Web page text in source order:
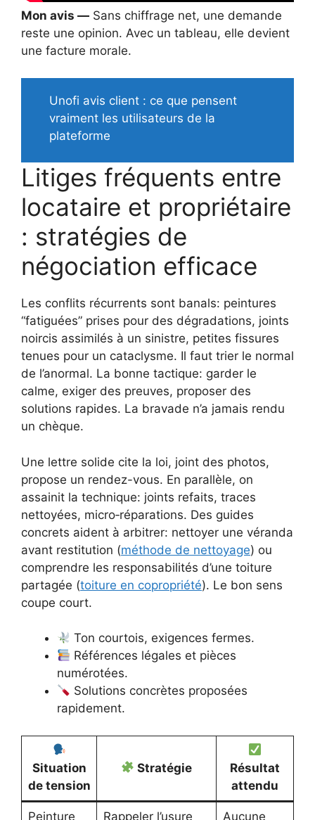
Mon avis — Sans chiffrage net, une demande
reste une opinion. Avec un tableau, elle devient
une facture morale.
Unofi avis client : ce que pensent
vraiment les utilisateurs de la
plateforme
Litiges fréquents entre
locataire et propriétaire
: stratégies de
négociation efficace
Les conflits récurrents sont banals: peintures
“fatiguées” prises pour des dégradations, joints
noircis assimilés à un sinistre, petites fissures
tenues pour un cataclysme. Il faut trier le normal
de l’anormal. La bonne tactique: garder le
calme, exiger des preuves, proposer des
solutions rapides. La bravade n’a jamais rendu
un chèque.
Une lettre solide cite la loi, joint des photos,
propose un rendez-vous. En parallèle, on
assainit la technique: joints refaits, traces
nettoyées, micro‑réparations. Des guides
concrets aident à arbitrer: nettoyer une véranda
avant restitution (méthode de nettoyage) ou
comprendre les responsabilités d’une toiture
partagée (toiture en copropriété). Le bon sens
coupe court.
Ton courtois, exigences fermes.
Références légales et pièces
numérotées.
Solutions concrètes proposées
rapidement.
Situation
de tension
Stratégie
Résultat
attendu
Peinture Rappeler l’usure Aucune